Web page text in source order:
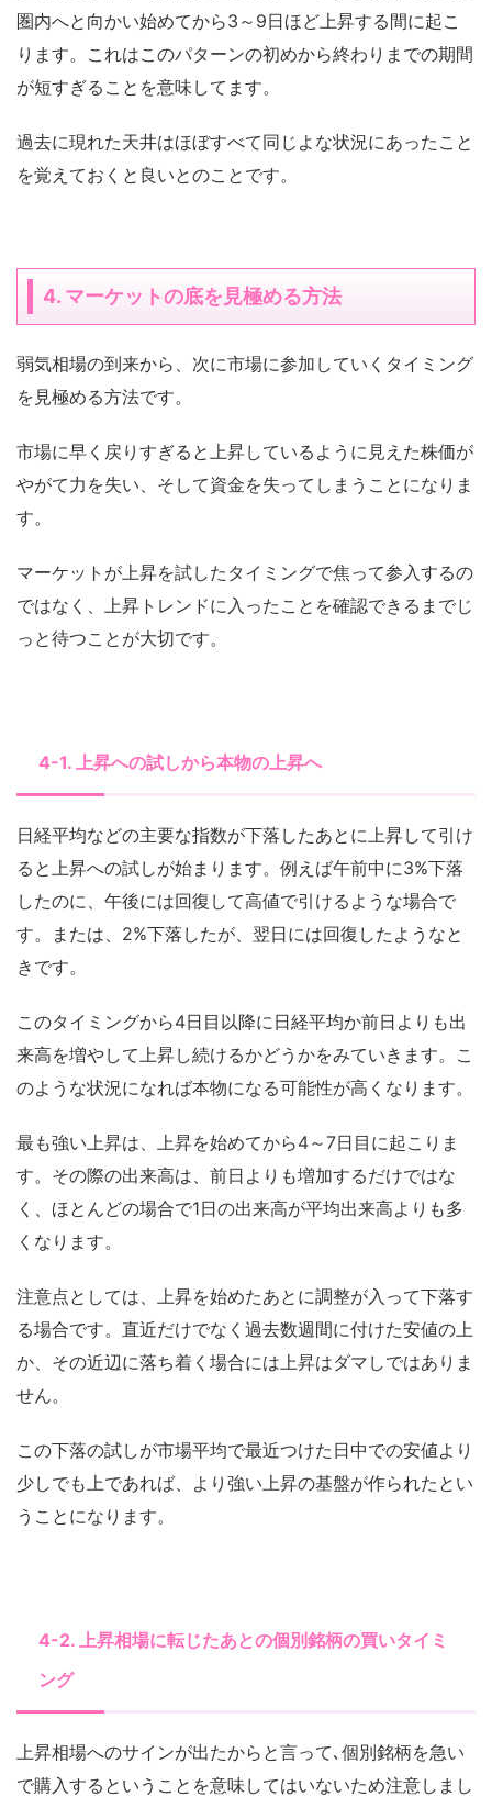
圏内へと向かい始めてから3～9日ほど上昇する間に起こ
ります。これはこのパターンの初めから終わりまでの期間
が短すぎることを意味してます。
過去に現れた天井はほぼすべて同じよな状況にあったこと
を覚えておくと良いとのことです。
4. マーケットの底を見極める方法
弱気相場の到来から、次に市場に参加していくタイミング
を見極める方法です。
市場に早く戻りすぎると上昇しているように見えた株価が
やがて力を失い、そして資金を失ってしまうことになりま
す。
マーケットが上昇を試したタイミングで焦って参入するの
ではなく、上昇トレンドに入ったことを確認できるまでじ
っと待つことが大切です。
4-1. 上昇への試しから本物の上昇へ
日経平均などの主要な指数が下落したあとに上昇して引け
ると上昇への試しが始まります。例えば午前中に3%下落
したのに、午後には回復して高値で引けるような場合で
す。または、2%下落したが、翌日には回復したようなと
きです。
このタイミングから4日目以降に日経平均か前日よりも出
来高を増やして上昇し続けるかどうかをみていきます。こ
のような状況になれば本物になる可能性が高くなります。
最も強い上昇は、上昇を始めてから4～7日目に起こりま
す。その際の出来高は、前日よりも増加するだけではな
く、ほとんどの場合で1日の出来高が平均出来高よりも多
くなります。
注意点としては、上昇を始めたあとに調整が入って下落す
る場合です。直近だけでなく過去数週間に付けた安値の上
か、その近辺に落ち着く場合には上昇はダマしではありま
せん。
この下落の試しが市場平均で最近つけた日中での安値より
少しでも上であれば、より強い上昇の基盤が作られたとい
うことになります。
4-2. 上昇相場に転じたあとの個別銘柄の買いタイミ
ング
上昇相場へのサインが出たからと言って､個別銘柄を急い
で購入するということを意味してはいないため注意しまし